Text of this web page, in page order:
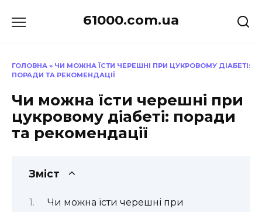
до
61000.com.ua
ГОЛОВНА » ЧИ МОЖНА ЇСТИ ЧЕРЕШНІ ПРИ ЦУКРОВОМУ ДІАБЕТІ:
ПОРАДИ ТА РЕКОМЕНДАЦІЇ
Чи можна їсти черешні при
цукровому діабеті: поради
та рекомендації
Зміст
Чи можна їсти черешні при